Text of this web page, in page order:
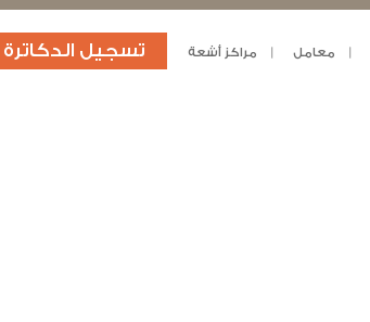
معامل مراكز أشعة تسجيل الدكاترة